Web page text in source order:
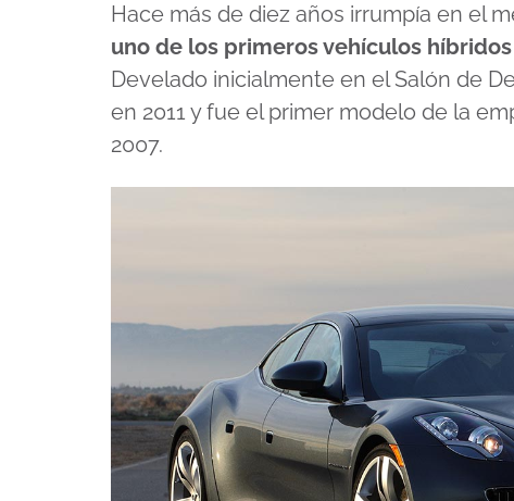
Hace más de diez años irrumpía en el
uno de los primeros vehículos
Develado inicialmente en el Salón de
en 2011 y fue el primer modelo de la
2007.